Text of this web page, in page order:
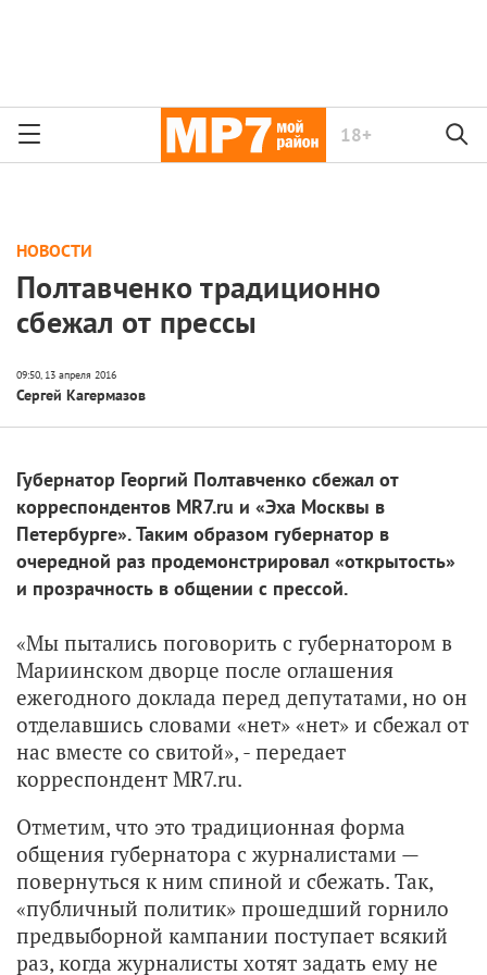
18+
НОВОСТИ
Полтавченко традиционно
сбежал от прессы
Сергей Кагермазов
Губернатор Георгий Полтавченко сбежал от
корреспондентов MR7.ru и «Эха Москвы в
Петербурге». Таким образом губернатор в
очередной раз продемонстрировал «открытость»
и прозрачность в общении с прессой.
«Мы пытались поговорить с губернатором в
Мариинском дворце после оглашения
ежегодного доклада перед депутатами, но он
отделавшись словами «нет» «нет» и сбежал от
нас вместе со свитой», - передает
корреспондент MR7.ru.
Отметим, что это традиционная форма
общения губернатора с журналистами —
повернуться к ним спиной и сбежать. Так,
«публичный политик» прошедший горнило
предвыборной кампании поступает всякий
раз, когда журналисты хотят задать ему не